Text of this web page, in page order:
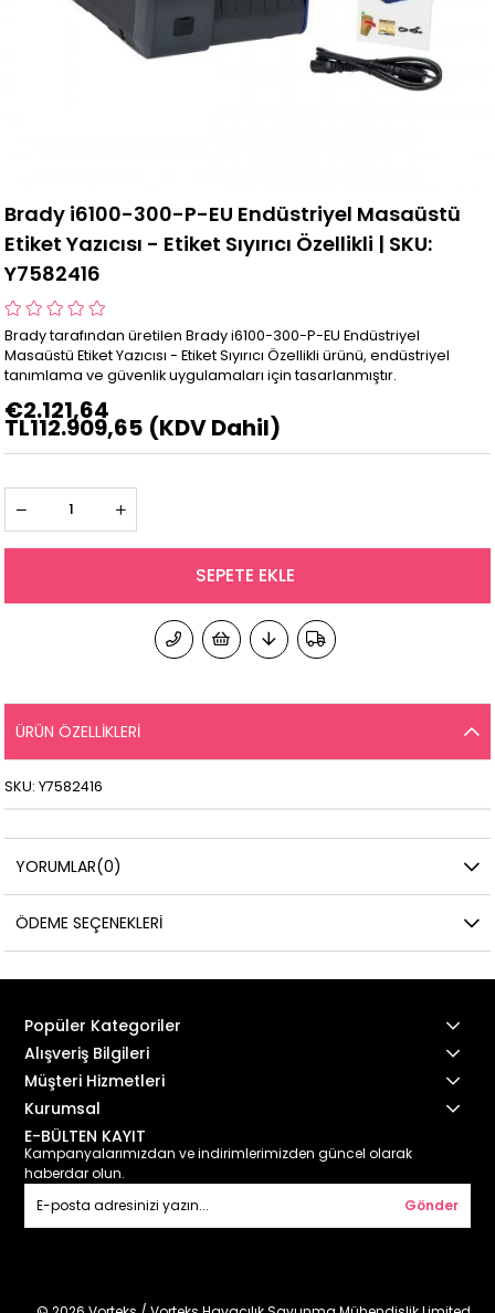
Brady i6100-300-P-EU Endüstriyel Masaüstü
Etiket Yazıcısı - Etiket Sıyırıcı Özellikli | SKU:
Y7582416
Brady tarafından üretilen Brady i6100-300-P-EU Endüstriyel
Masaüstü Etiket Yazıcısı - Etiket Sıyırıcı Özellikli ürünü, endüstriyel
tanımlama ve güvenlik uygulamaları için tasarlanmıştır.
€2.121,64
TL112.909,65 (KDV Dahil)
ÜRÜN ÖZELLIKLERI
SKU: Y7582416
YORUMLAR(0)
ÖDEME SEÇENEKLERI
Popüler Kategoriler
Alışveriş Bilgileri
Müşteri Hizmetleri
Kurumsal
E-BÜLTEN KAYIT
Kampanyalarımızdan ve indirimlerimizden güncel olarak
haberdar olun.
Gönder